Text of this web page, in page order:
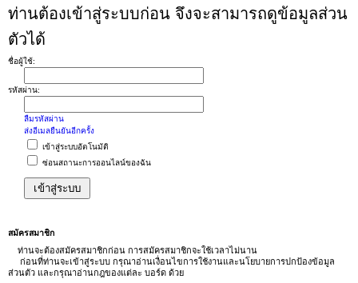
า
ท่านต้องเข้าสู่ระบบก่อน จึงจะสามารถดูข้อมูลส่วน
ตัวได้
ชื่อผู้ใช้:
รหัสผ่าน:
ลืมรหัสผ่าน
ส่งอีเมลยืนยันอีกครั้ง
เข้าสู่ระบบอัตโนมัติ
ซ่อนสถานะการออนไลน์ของฉัน
สมัครสมาชิก
ท่านจะต้องสมัครสมาชิกก่อน การสมัครสมาชิกจะใช้เวลาไม่นาน
ก่อนที่ท่านจะเข้าสู่ระบบ กรุณาอ่านเงื่อนไขการใช้งานและนโยบายการปกป้องข้อมูล
ส่วนตัว และกรุณาอ่านกฎของแต่ละ บอร์ด ด้วย